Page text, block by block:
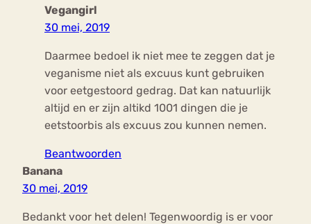
Vegangirl
30 mei, 2019
Daarmee bedoel ik niet mee te zeggen dat je
veganisme niet als excuus kunt gebruiken
voor eetgestoord gedrag. Dat kan natuurlijk
altijd en er zijn altikd 1001 dingen die je
eetstoorbis als excuus zou kunnen nemen.
Beantwoorden
Banana
30 mei, 2019
Bedankt voor het delen! Tegenwoordig is er voor